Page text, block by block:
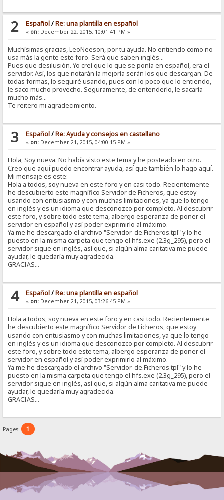
2 Español/Re: una plantilla en español
« on:December 22, 2015, 10:01:41 PM »
Muchísimas gracias, LeoNeeson, por tu ayuda. No entiendo como no
usa más la gente este foro. Será que saben inglés...
Pues que desilusión. Yo creí que lo que se ponía en español, era el
servidor. Así, los que notarán la mejoría serán los que descargan. De
todas formas, lo seguiré usando, pues con lo poco que lo entiendo,
le saco mucho provecho. Seguramente, de entenderlo, le sacaría
mucho más...
Te reitero mi agradecimiento.
3 Español/Re: Ayuda y consejos en castellano
« on:December 21, 2015, 04:00:15 PM »
Hola, Soy nueva. No había visto este tema y he posteado en otro.
Creo que aquí puedo encontrar ayuda, así que también lo hago aquí.
Mi mensaje es este:
Hola a todos, soy nueva en este foro y en casi todo. Recientemente
he descubierto este magnífico Servidor de Ficheros, que estoy
usando con entusiasmo y con muchas limitaciones, ya que lo tengo
en inglés y es un idioma que desconozco por completo. Al descubrir
este foro, y sobre todo este tema, albergo esperanza de poner el
servidor en español y así poder exprimirlo al máximo.
Ya me he descargado el archivo "Servidor-de.Ficheros.tpl" y lo he
puesto en la misma carpeta que tengo el hfs.exe (2.3g_295), pero el
servidor sigue en inglés, así que, si algún alma caritativa me puede
ayudar, le quedaría muy agradecida.
GRACIAS...
4 Español/Re: una plantilla en español
« on:December 21, 2015, 03:26:45 PM »
Hola a todos, soy nueva en este foro y en casi todo. Recientemente
he descubierto este magnífico Servidor de Ficheros, que estoy
usando con entusiasmo y con muchas limitaciones, ya que lo tengo
en inglés y es un idioma que desconozco por completo. Al descubrir
este foro, y sobre todo este tema, albergo esperanza de poner el
servidor en español y así poder exprimirlo al máximo.
Ya me he descargado el archivo "Servidor-de.Ficheros.tpl" y lo he
puesto en la misma carpeta que tengo el hfs.exe (2.3g_295), pero el
servidor sigue en inglés, así que, si algún alma caritativa me puede
ayudar, le quedaría muy agradecida.
GRACIAS...
Pages: 1